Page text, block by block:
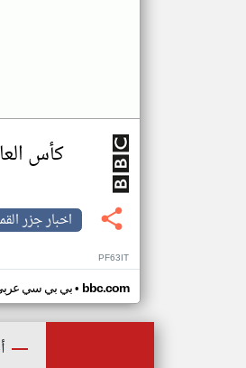
كأس العالم
اخبار جزر
PF63IT
بي بي سي• bbc.com